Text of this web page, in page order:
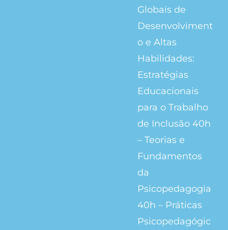
Globais de
Desenvolviment
o e Altas
Habilidades:
Estratégias
Educacionais
para o Trabalho
de Inclusão 40h
– Teorias e
Fundamentos
da
Psicopedagogia
40h – Práticas
Psicopedagógic